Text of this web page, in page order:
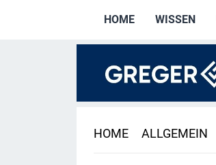
HOME WISSEN
HOME ALLGEMEIN